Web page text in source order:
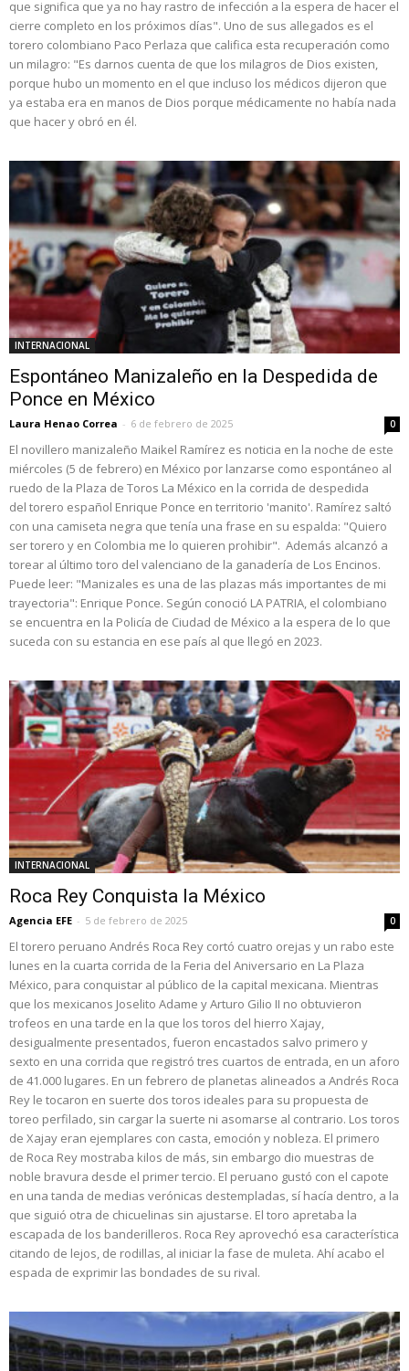
que significa que ya no hay rastro de infección a la espera de hacer el
cierre completo en los próximos días". Uno de sus allegados es el
torero colombiano Paco Perlaza que califica esta recuperación como
un milagro: "Es darnos cuenta de que los milagros de Dios existen,
porque hubo un momento en el que incluso los médicos dijeron que
ya estaba era en manos de Dios porque médicamente no había nada
que hacer y obró en él.
INTERNACIONAL
Espontáneo Manizaleño en la Despedida de
Ponce en México
Laura Henao Correa - 6 de febrero de 2025 0
El novillero manizaleño Maikel Ramírez es noticia en la noche de este
miércoles (5 de febrero) en México por lanzarse como espontáneo al
ruedo de la Plaza de Toros La México en la corrida de despedida
del torero español Enrique Ponce en territorio 'manito'. Ramírez saltó
con una camiseta negra que tenía una frase en su espalda: "Quiero
ser torero y en Colombia me lo quieren prohibir". Además alcanzó a
torear al último toro del valenciano de la ganadería de Los Encinos.
Puede leer: "Manizales es una de las plazas más importantes de mi
trayectoria": Enrique Ponce. Según conoció LA PATRIA, el colombiano
se encuentra en la Policía de Ciudad de México a la espera de lo que
suceda con su estancia en ese país al que llegó en 2023.
INTERNACIONAL
Roca Rey Conquista la México
Agencia EFE - 5 de febrero de 2025 0
El torero peruano Andrés Roca Rey cortó cuatro orejas y un rabo este
lunes en la cuarta corrida de la Feria del Aniversario en La Plaza
México, para conquistar al público de la capital mexicana. Mientras
que los mexicanos Joselito Adame y Arturo Gilio II no obtuvieron
trofeos en una tarde en la que los toros del hierro Xajay,
desigualmente presentados, fueron encastados salvo primero y
sexto en una corrida que registró tres cuartos de entrada, en un aforo
de 41.000 lugares. En un febrero de planetas alineados a Andrés Roca
Rey le tocaron en suerte dos toros ideales para su propuesta de
toreo perfilado, sin cargar la suerte ni asomarse al contrario. Los toros
de Xajay eran ejemplares con casta, emoción y nobleza. El primero
de Roca Rey mostraba kilos de más, sin embargo dio muestras de
noble bravura desde el primer tercio. El peruano gustó con el capote
en una tanda de medias verónicas destempladas, sí hacía dentro, a la
que siguió otra de chicuelinas sin ajustarse. El toro apretaba la
escapada de los banderilleros. Roca Rey aprovechó esa característica
citando de lejos, de rodillas, al iniciar la fase de muleta. Ahí acabo el
espada de exprimir las bondades de su rival.